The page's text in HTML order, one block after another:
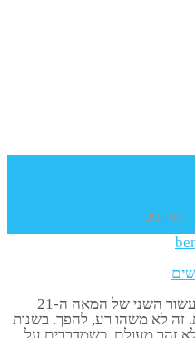
מפרשים
אלבום הבכורה של מפרשים נכתב בעשור השני של המאה ה-21
זה לא משהו רע, להפך. בשנות